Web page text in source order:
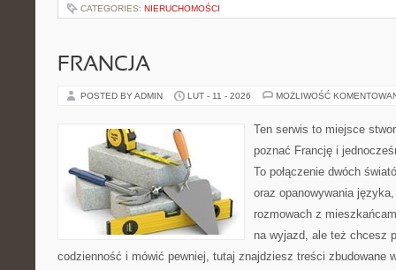
CATEGORIES: NIERUCHOMOŚCI
FRANCJA
POSTED BY ADMIN LUT - 11 - 2026 MOŻLIWOŚĆ
Ten serwis to miejsce
poznać Francję i
To połączenie dwóch
oraz opanowywania
rozmowach z
na wyjazd, ale też chcesz
codzienność i mówić pewniej, tutaj znajdziesz treści zbudowane